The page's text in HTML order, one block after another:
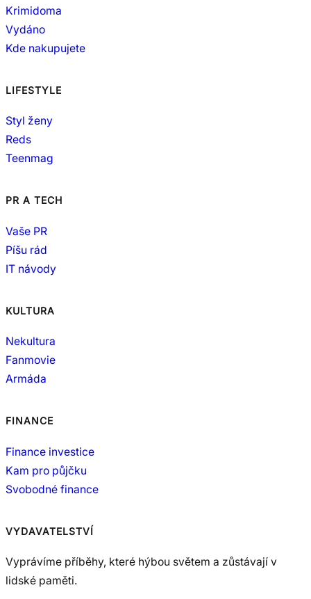
Krimidoma
Vydáno
Kde nakupujete
LIFESTYLE
Styl ženy
Reds
Teenmag
PR A TECH
Vaše PR
Píšu rád
IT návody
KULTURA
Nekultura
Fanmovie
Armáda
FINANCE
Finance investice
Kam pro půjčku
Svobodné finance
VYDAVATELSTVÍ
Vyprávíme příběhy, které hýbou světem a zůstávají v
lidské paměti.